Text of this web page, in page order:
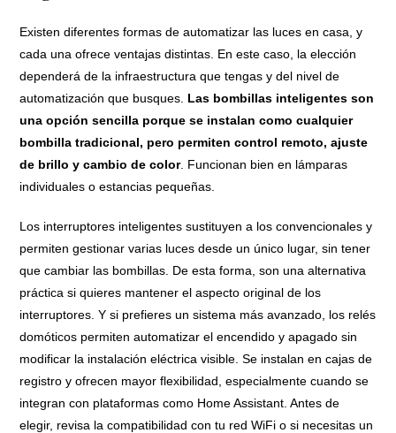
Existen diferentes formas de automatizar las luces en casa, y
cada una ofrece ventajas distintas. En este caso, la elección
dependerá de la infraestructura que tengas y del nivel de
automatización que busques. Las bombillas inteligentes son
una opción sencilla porque se instalan como cualquier
bombilla tradicional, pero permiten control remoto, ajuste
de brillo y cambio de color. Funcionan bien en lámparas
individuales o estancias pequeñas.
Los interruptores inteligentes sustituyen a los convencionales y
permiten gestionar varias luces desde un único lugar, sin tener
que cambiar las bombillas. De esta forma, son una alternativa
práctica si quieres mantener el aspecto original de los
interruptores. Y si prefieres un sistema más avanzado, los relés
domóticos permiten automatizar el encendido y apagado sin
modificar la instalación eléctrica visible. Se instalan en cajas de
registro y ofrecen mayor flexibilidad, especialmente cuando se
integran con plataformas como Home Assistant. Antes de
elegir, revisa la compatibilidad con tu red WiFi o si necesitas un